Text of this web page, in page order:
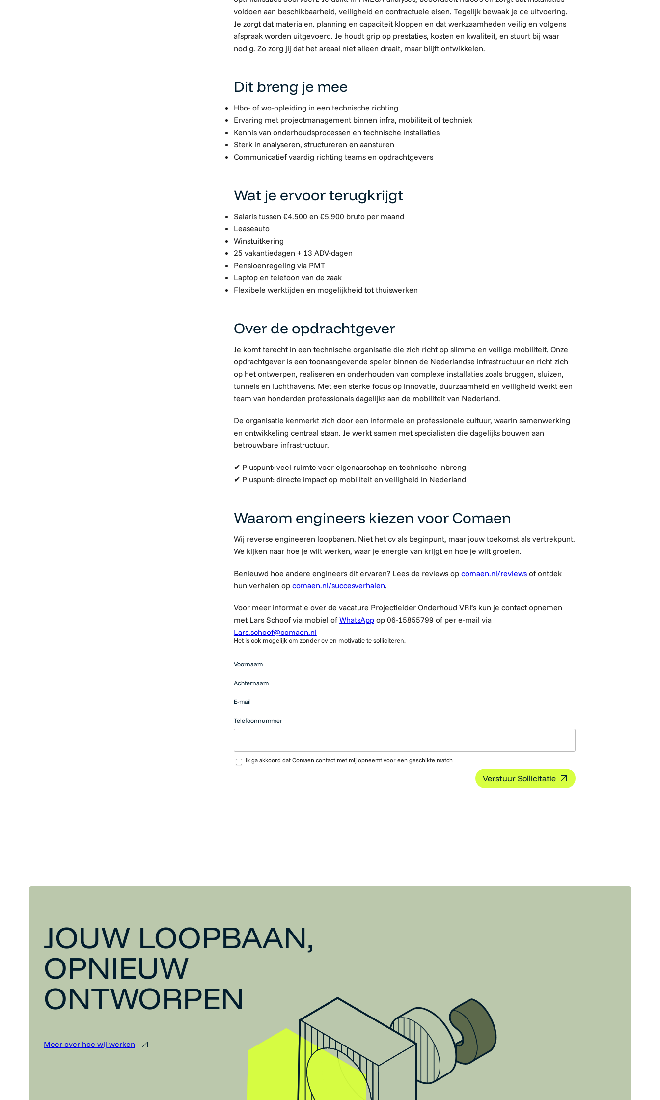
voldoen aan beschikbaarheid, veiligheid en contractuele eisen. Tegelijk bewaak je de uitvoering.
Je zorgt dat materialen, planning en capaciteit kloppen en dat werkzaamheden veilig en volgens
afspraak worden uitgevoerd. Je houdt grip op prestaties, kosten en kwaliteit, en stuurt bij waar
nodig. Zo zorg jij dat het areaal niet alleen draait, maar blijft ontwikkelen.
Dit breng je mee
Hbo- of wo-opleiding in een technische richting
Ervaring met projectmanagement binnen infra, mobiliteit of techniek
Kennis van onderhoudsprocessen en technische installaties
Sterk in analyseren, structureren en aansturen
Communicatief vaardig richting teams en opdrachtgevers
Wat je ervoor terugkrijgt
Salaris tussen €4.500 en €5.900 bruto per maand
Leaseauto
Winstuitkering
25 vakantiedagen + 13 ADV-dagen
Pensioenregeling via PMT
Laptop en telefoon van de zaak
Flexibele werktijden en mogelijkheid tot thuiswerken
Over de opdrachtgever
Je komt terecht in een technische organisatie die zich richt op slimme en veilige mobiliteit. Onze
opdrachtgever is een toonaangevende speler binnen de Nederlandse infrastructuur en richt zich
op het ontwerpen, realiseren en onderhouden van complexe installaties zoals bruggen, sluizen,
tunnels en luchthavens. Met een sterke focus op innovatie, duurzaamheid en veiligheid werkt een
team van honderden professionals dagelijks aan de mobiliteit van Nederland.
De organisatie kenmerkt zich door een informele en professionele cultuur, waarin samenwerking
en ontwikkeling centraal staan. Je werkt samen met specialisten die dagelijks bouwen aan
betrouwbare infrastructuur.
✔ Pluspunt: veel ruimte voor eigenaarschap en technische inbreng
✔ Pluspunt: directe impact op mobiliteit en veiligheid in Nederland
Waarom engineers kiezen voor Comaen
Wij reverse engineeren loopbanen. Niet het cv als beginpunt, maar jouw toekomst als vertrekpunt.
We kijken naar hoe je wilt werken, waar je energie van krijgt en hoe je wilt groeien.
Benieuwd hoe andere engineers dit ervaren? Lees de reviews op comaen.nl/reviewsof ontdek
hun verhalen op comaen.nl/succesverhalen.
Voor meer informatie over de vacature Projectleider Onderhoud VRI’skun je contact opnemen
met Lars Schoof via mobiel of WhatsAppop 06-15855799 of per e-mail via
Lars.schoof@comaen.nl
Het is ook mogelijk om zonder cv en motivatie te solliciteren.
Voornaam
Achternaam
E-mail
Telefoonnummer
Ik ga akkoord dat Comaen contact met mij opneemt voor een geschikte match
die op zoek
werk
hier niets
JOUW LOOPBAAN,
OPNIEUW
ONTWORPEN
Meer over hoe wij werken